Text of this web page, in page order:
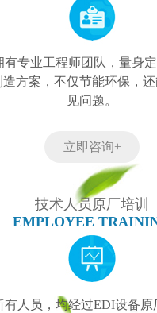
有专业工程师团队，量身
造方案，不仅节能环保，
见问题。
立即咨询+
技术人员原厂培训
EMPLOYEE
有人员，均经过EDI设备